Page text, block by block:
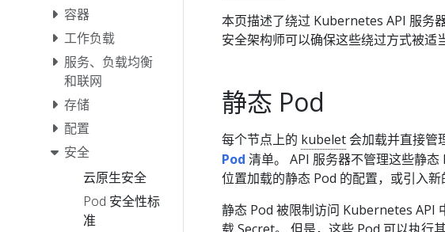
容器
工作负载
服务、负载均衡
和联网
存储
配置
安全
云原生安全
Pod 安全性标
准
本页描述了绕过 Kubernetes API 服务
安全架构师可以确保这些绕过方式被适
静态 Pod
每个节点上的 kubelet 会加载并直接管
Pod 清单。 API 服务器不管理这些静
位置加载的静态 Pod 的配置，或引入新
静态 Pod 被限制访问 Kubernetes API